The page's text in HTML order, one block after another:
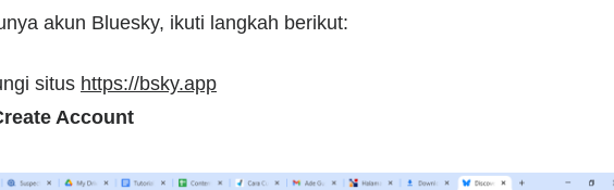
akun Bluesky, ikuti langkah berikut:
situs https://bsky.app
Account